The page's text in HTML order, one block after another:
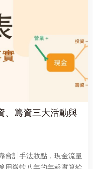
、籌資三大活動與
會計手法妝點，現金流量